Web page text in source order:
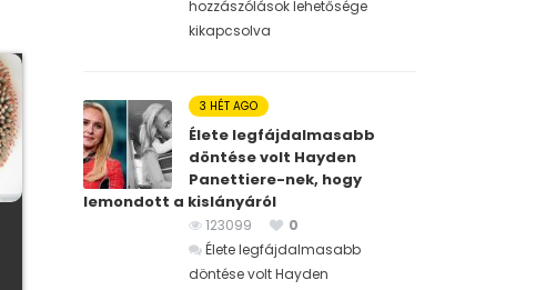
hozzászólások lehetősége
kikapcsolva
3 HÉT AGO
Élete legfájdalmasabb
döntése volt Hayden
Panettiere-nek, hogy
lemondott a kislányáról
123099
0
Élete legfájdalmasabb
döntése volt Hayden